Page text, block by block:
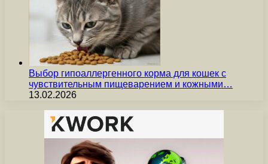
Выбор гипоаллергенного корма для кошек с
чувствительным пищеварением и кожными…
13.02.2026